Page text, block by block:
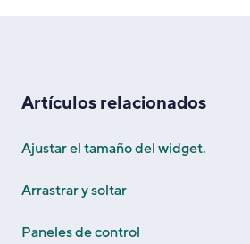
Artículos relacionados
Ajustar el tamaño del widget.
Arrastrar y soltar
Paneles de control